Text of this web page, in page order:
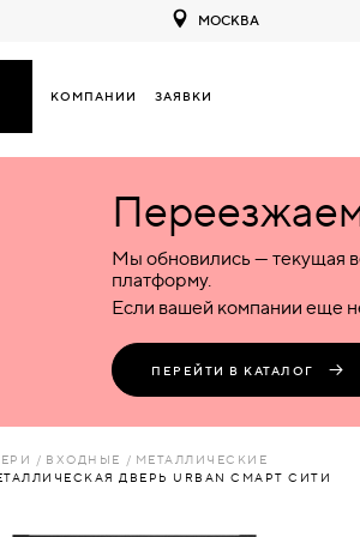
МОСКВА
КОМПАНИИ ЗАЯВКИ
НАЗАД
Межкомнатные
Деревянные
Пластиковые
Комбинированные
Входные
Металлические
Пластиковые
Стеклянные
Комбинированные
Специализированные
Металлические
Пластиковые
Стеклянные
Комбинированные
Мы обновились — текущая
платформу.
Если вашей компании еще
ПЕРЕЙТИ В КАТАЛОГ
ВХОДНЫЕ
МЕТАЛЛИЧЕСКИЕ
ДВЕРЬ URBAN СМАРТ СИТИ